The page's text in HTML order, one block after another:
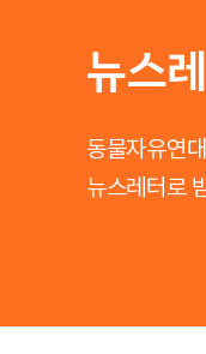
뉴스
동물자유연
뉴스레터로